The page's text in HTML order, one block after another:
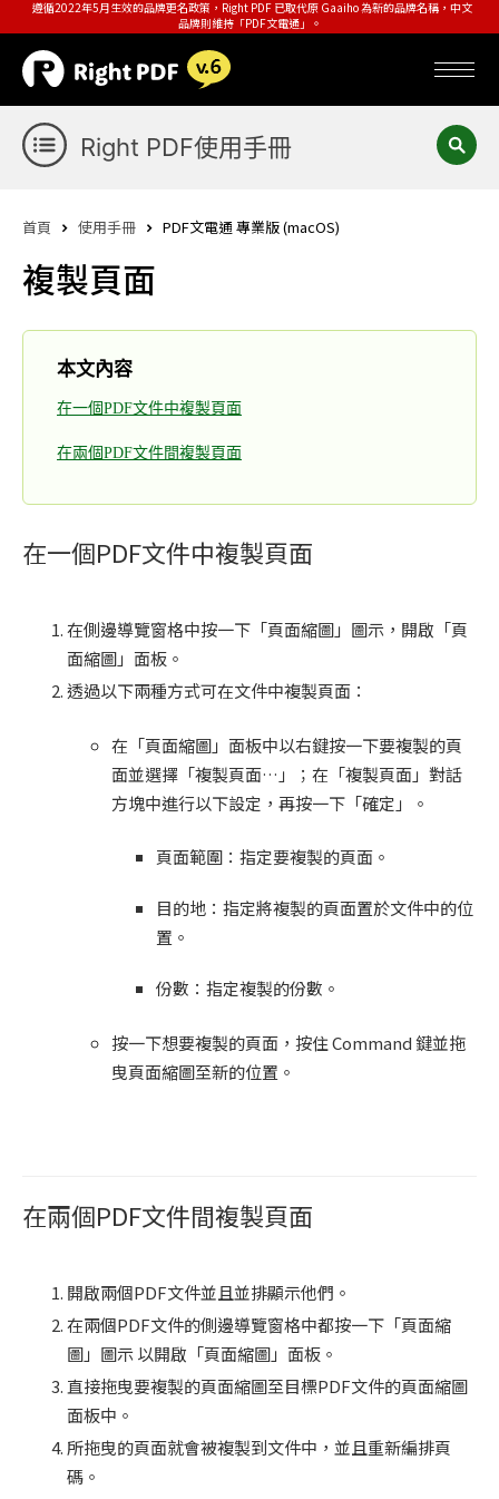
遵循2022年5月生效的品牌更名政策，Right PDF 已取代原 Gaaiho 為新的品牌名稱，中文
品牌則維持「PDF文電通」。
Right PDF使用手冊
首頁 使用手冊 PDF文電通 專業版 (macOS)
複製頁面
本文內容
在一個PDF文件中複製頁面
在兩個PDF文件間複製頁面
在一個PDF文件中複製頁面
在側邊導覽窗格中按一下「頁面縮圖」圖示，開啟「頁
面縮圖」面板。
透過以下兩種方式可在文件中複製頁面：
在「頁面縮圖」面板中以右鍵按一下要複製的頁
面並選擇「複製頁面…」；在「複製頁面」對話
方塊中進行以下設定，再按一下「確定」。
頁面範圍：指定要複製的頁面。
目的地：指定將複製的頁面置於文件中的位
置。
份數：指定複製的份數。
按一下想要複製的頁面，按住 Command 鍵並拖
曳頁面縮圖至新的位置。
在兩個PDF文件間複製頁面
開啟兩個PDF文件並且並排顯示他們。
在兩個PDF文件的側邊導覽窗格中都按一下「頁面縮
圖」圖示 以開啟「頁面縮圖」面板。
直接拖曳要複製的頁面縮圖至目標PDF文件的頁面縮圖
面板中。
所拖曳的頁面就會被複製到文件中，並且重新編排頁
碼。